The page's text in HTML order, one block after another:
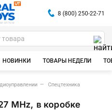
ОПТОМ
8 (800) 250-22-71
НОВИНКИ ТОВАРЫ НЕДЕЛИ
Спецтехника
MHz, в коробке